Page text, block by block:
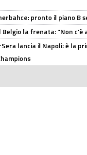
pronto il piano B
Belgio la frenata: "Non c'è
lancia il Napoli: è la